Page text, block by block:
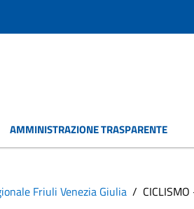
AMMINISTRAZIONE TRASPARENTE
Friuli Venezia Giulia